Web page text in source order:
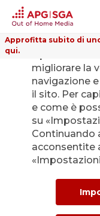
Approfitta subito di
qui.
Indietro
news
migliorare la
navigazione
il sito. Per
e come è
su
Continuando
acconsentite